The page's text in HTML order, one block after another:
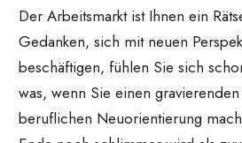
Der Arbeitsmarkt ist Ihnen ein
Gedanken, sich mit neuen
beschäftigen, fühlen Sie sich
was, wenn Sie einen
beruflichen Neuorientierung